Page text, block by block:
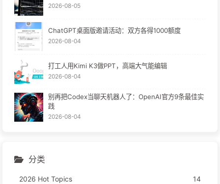
2026-08-05
ChatGPT桌面版邀请活动：双方各得1000额度
2026-08-04
打工人用Kimi K3做PPT，高端大气能编辑
2026-08-04
别再把Codex当聊天机器人了：OpenAI官方9条最佳实
践
2026-08-04
分类
2026 Hot Topics
14